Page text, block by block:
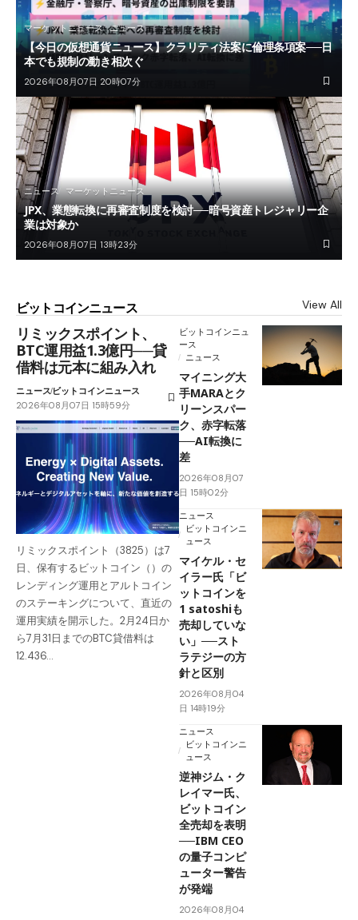
マーケットニュース ニュース
【今日の仮想通貨ニュース】クラリティ法案に倫理条項案──日
本でも規制の動き相次ぐ
2026年08月07日 20時07分
ニュース マーケットニュース
JPX、業態転換に再審査制度を検討──暗号資産トレジャリー企
業は対象か
2026年08月07日 13時23分
ビットコインニュース View All
リミックスポイント、
BTC運用益1.3億円──貸
借料は元本に組み入れ
ニュースビットコインニュース
2026年08月07日 15時59分
リミックスポイント（3825）は7
日、保有するビットコイン（）の
レンディング運用とアルトコイン
のステーキングについて、直近の
運用実績を開示した。2月24日か
ら7月31日までのBTC貸借料は
12.436…
ビットコインニュ
ース
ニュース
マイニング大
手MARAとク
リーンスパー
ク、赤字転落
──AI転換に
差
2026年08月07
日 15時02分
ニュース
ビットコインニ
ュース
マイケル・セ
イラー氏「ビ
ットコインを
1 satoshiも
売却していな
い」──スト
ラテジーの方
針と区別
2026年08月04
日 14時19分
ニュース
ビットコインニ
ュース
逆神ジム・ク
レイマー氏、
ビットコイン
全売却を表明
──IBM CEO
の量子コンピ
ューター警告
が発端
2026年08月04